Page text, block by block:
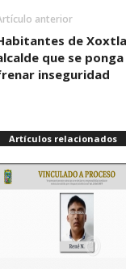
anterior
de
que se
inseguridad
Artículos relacionados